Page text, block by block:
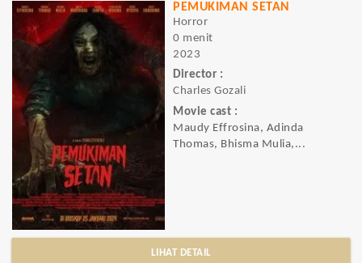
PEMUKIMAN SETAN
Horror
0 menit
2023
Director :
Charles Gozali
Movie cast :
Maudy Effrosina, Adinda
Thomas, Bhisma Mulia,...
LIHAT DETAIL